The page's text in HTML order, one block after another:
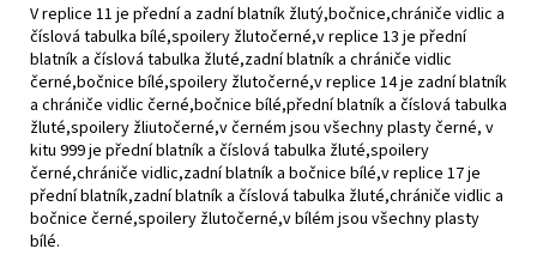
V replice 11 je přední a zadní blatník žlutý,bočnice,chrániče vidlic a
číslová tabulka bílé,spoilery žlutočerné,v replice 13 je přední
blatník a číslová tabulka žluté,zadní blatník a chrániče vidlic
černé,bočnice bílé,spoilery žlutočerné,v replice 14 je zadní blatník
a chrániče vidlic černé,bočnice bílé,přední blatník a číslová tabulka
žluté,spoilery žliutočerné,v černém jsou všechny plasty černé, v
kitu 999 je přední blatník a číslová tabulka žluté,spoilery
černé,chrániče vidlic,zadní blatník a bočnice bílé,v replice 17 je
přední blatník,zadní blatník a číslová tabulka žluté,chrániče vidlic a
bočnice černé,spoilery žlutočerné,v bílém jsou všechny plasty
bílé.